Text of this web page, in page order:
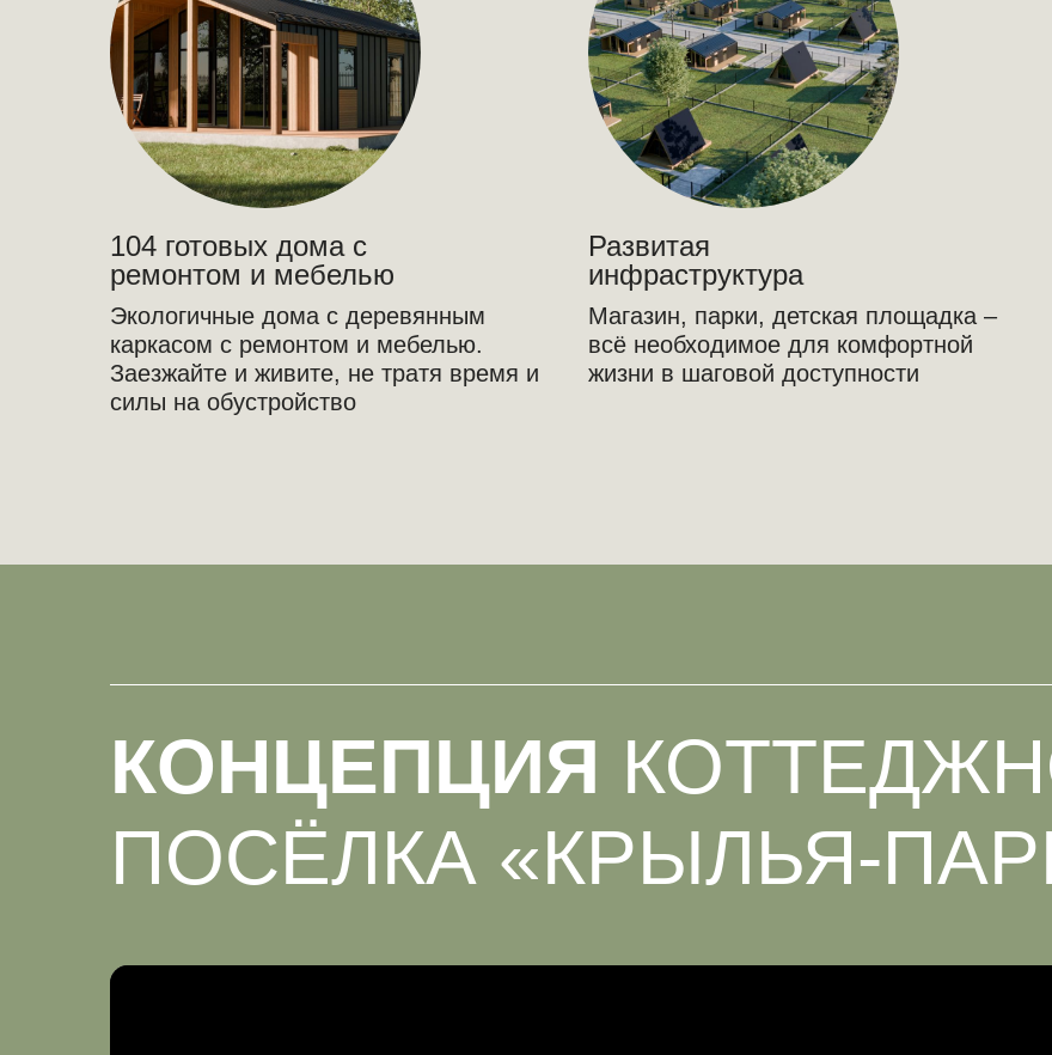
104 готовых дома с
ремонтом и мебелью
Экологичные дома с деревянным
каркасом с ремонтом и мебелью.
Заезжайте и живите, не тратя время и
силы на обустройство
Развитая
инфраструктура
Магазин, парки, детская площадка –
всё необходимое для комфортной
жизни в шаговой доступности
КОНЦЕПЦИЯ
ПОСЁЛКА «КРЫЛЬЯ-